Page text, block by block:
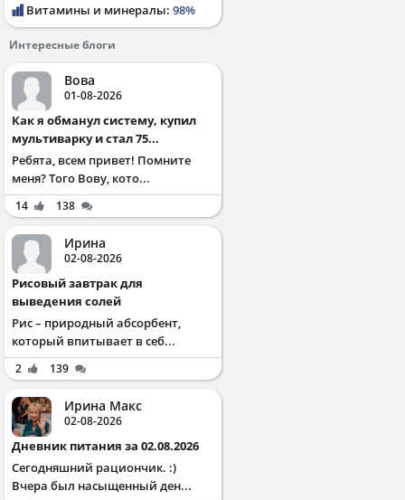
Витамины и минералы: 98%
Интересные блоги
Вова
01-08-2026
Как я обманул систему, купил
мультиварку и стал 75...
Ребята, всем привет! Помните
меня? Того Вову, кото...
14 138
Ирина
02-08-2026
Рисовый завтрак для
выведения солей
Рис – природный абсорбент,
который впитывает в себ...
2 139
Ирина Макс
02-08-2026
Дневник питания за 02.08.2026
Сегодняшний рациончик. :)
Вчера был насыщенный ден...